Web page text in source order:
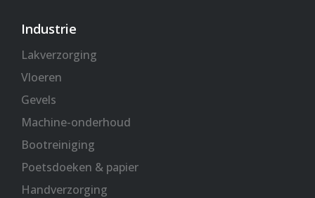
Industrie
Lakverzorging
Vloeren
Gevels
Machine-onderhoud
Bootreiniging
Poetsdoeken & papier
Handverzorging